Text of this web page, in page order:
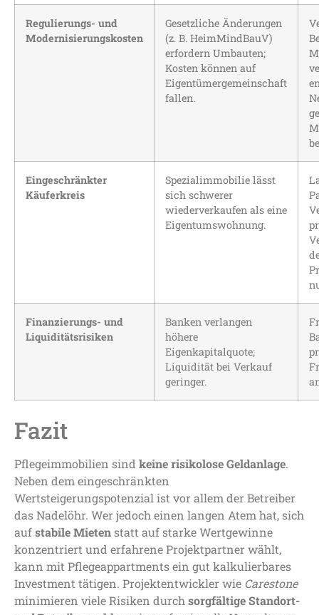
Regulierungs- und
Modernisierungskosten
Gesetzliche Änderungen
(z. B. HeimMindBauV)
erfordern Umbauten;
Kosten können auf
Eigentümergemeinschaft
fallen.
Eingeschränkter
Käuferkreis
Spezialimmobilie lässt
sich schwerer
wiederverkaufen als eine
Eigentumswohnung.
Finanzierungs- und
Liquiditätsrisiken
Banken verlangen
höhere
Eigenkapitalquote;
Liquidität bei Verkauf
geringer.
Fazit
Pflegeimmobilien sind keine risikolose Geldanlage.
Neben dem eingeschränkten
Wertsteigerungspotenzial ist vor allem der Betreiber
das Nadelöhr. Wer jedoch einen langen Atem hat, sich
aufstabile Mietenstatt auf starke Wertgewinne
konzentriert und erfahrene Projektpartner wählt,
kann mit Pflegeappartments ein gut kalkulierbares
Investment tätigen. Projektentwickler wie Carestone
minimieren viele Risiken durch sorgfältige Standort-